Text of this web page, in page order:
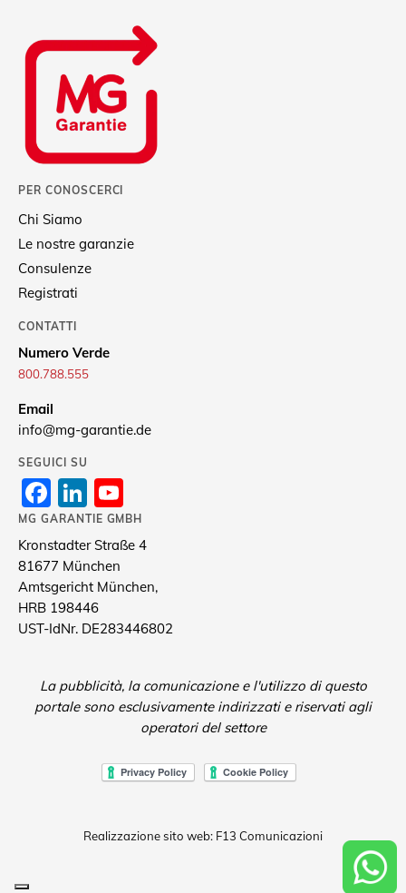
PER CONOSCERCI
Chi Siamo
Le nostre garanzie
Consulenze
Registrati
CONTATTI
Numero Verde
800.788.555
Email
info@mg-garantie.de
SEGUICI SU
Facebook
LinkedIn
Channel
MG GARANTIE GMBH
Kronstadter Straße 4
81677 München
Amtsgericht München,
HRB 198446
UST-IdNr. DE283446802
La pubblicità, la comunicazione e l'utilizzo di questo
portale sono esclusivamente indirizzati e riservati agli
operatori del settore
Realizzazione sito web: F13 Comunicazioni